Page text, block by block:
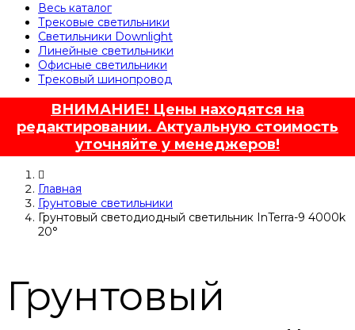
Весь каталог
Трековые светильники
Светильники Downlight
Линейные светильники
Офисные светильники
Трековый шинопровод
ВНИМАНИЕ! Цены находятся на
редактировании. Актуальную стоимость
уточняйте у менеджеров!
Главная
Грунтовые светильники
Грунтовый светодиодный светильник InTerra-9 4000k
20°
Грунтовый